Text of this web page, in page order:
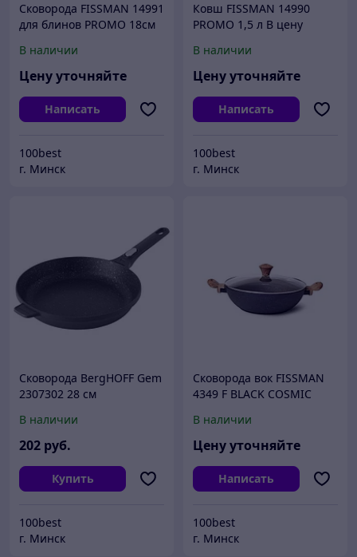
Cковорода FISSMAN 14991
для блинов PROMO 18см
В наличии
Цену уточняйте
Написать
100best
г. Минск
Ковш FISSMAN 14990
PROMO 1,5 л В цену
по г Минску.
В наличии
Цену уточняйте
Написать
100best
г. Минск
Сковорода BergHOFF Gem
2307302 28 см
В наличии
202 руб.
Купить
100best
г. Минск
Сковорода вок FISSMAN
4349 F BLACK COSMIC
Дания
В наличии
Цену уточняйте
Написать
100best
г. Минск